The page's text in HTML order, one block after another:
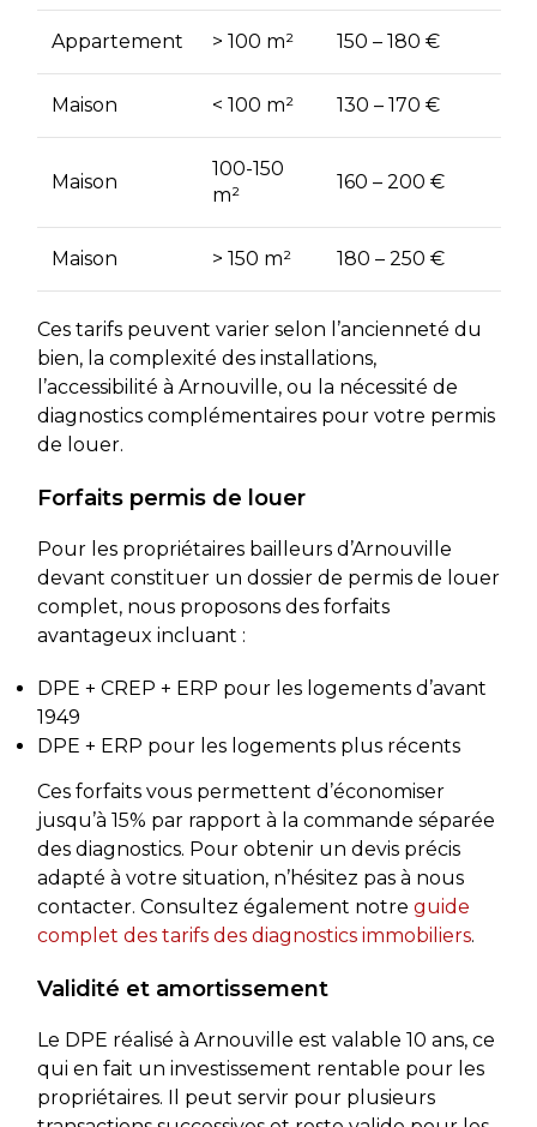
Appartement > 100 m² 150 – 180 €
Maison < 100 m² 130 – 170 €
Maison
100-150
m²
160 – 200 €
Maison > 150 m² 180 – 250 €
Ces tarifs peuvent varier selon l’ancienneté du
bien, la complexité des installations,
l’accessibilité à Arnouville, ou la nécessité de
diagnostics complémentaires pour votre permis
de louer.
Forfaits permis de louer
Pour les propriétaires bailleurs d’Arnouville
devant constituer un dossier de permis de louer
complet, nous proposons des forfaits
avantageux incluant :
DPE + CREP + ERP pour les logements d’avant
1949
DPE + ERP pour les logements plus récents
Ces forfaits vous permettent d’économiser
jusqu’à 15% par rapport à la commande séparée
des diagnostics. Pour obtenir un devis précis
adapté à votre situation, n’hésitez pas à nous
contacter. Consultez également notre guide
complet des tarifs des diagnostics immobiliers.
Validité et amortissement
Le DPE réalisé à Arnouville est valable 10 ans, ce
qui en fait un investissement rentable pour les
propriétaires. Il peut servir pour plusieurs